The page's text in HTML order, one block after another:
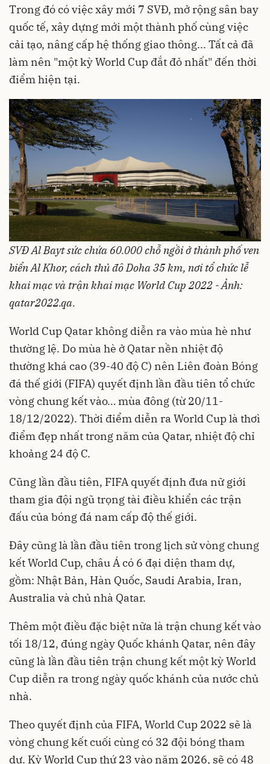
Trong đó có việc xây mới 7 SVĐ, mở rộng sân bay
quốc tế, xây dựng mới một thành phố cùng việc
cải tạo, nâng cấp hệ thống giao thông... Tất cả đã
làm nên "một kỳ World Cup đắt đỏ nhất" đến thời
điểm hiện tại.
SVĐ Al Bayt sức chứa 60.000 chỗ ngồi ở thành phố ven
biển Al Khor, cách thủ đô Doha 35 km, nơi tổ chức lễ
khai mạc và trận khai mạc World Cup 2022 - Ảnh:
qatar2022.qa.
World Cup Qatar không diễn ra vào mùa hè như
thường lệ. Do mùa hè ở Qatar nền nhiệt độ
thường khá cao (39-40 độ C) nên Liên đoàn Bóng
đá thế giới (FIFA) quyết định lần đầu tiên tổ chức
vòng chung kết vào… mùa đông (từ 20/11-
18/12/2022). Thời điểm diễn ra World Cup là thơì
điểm đẹp nhất trong năm của Qatar, nhiệt độ chỉ
khoảng 24 độ C.
Cũng lần đầu tiên, FIFA quyết định đưa nữ giới
tham gia đội ngũ trọng tài điều khiển các trận
đấu của bóng đá nam cấp độ thế giới.
Đây cũng là lần đầu tiên trong lịch sử vòng chung
kết World Cup, châu Á có 6 đại diện tham dự,
gồm: Nhật Bản, Hàn Quốc, Saudi Arabia, Iran,
Australia và chủ nhà Qatar.
Thêm một điều đặc biệt nữa là trận chung kết vào
tối 18/12, đúng ngày Quốc khánh Qatar, nên đây
cũng là lần đầu tiên trận chung kết một kỳ World
Cup diễn ra trong ngày quốc khánh của nước chủ
nhà.
Theo quyết định của FIFA, World Cup 2022 sẽ là
vòng chung kết cuối cùng có 32 đội bóng tham
dự. Kỳ World Cup thứ 23 vào năm 2026, sẽ có 48